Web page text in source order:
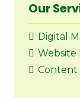
Our
Digital
Content